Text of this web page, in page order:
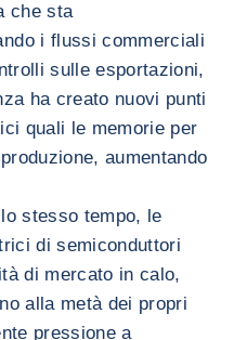
che sta
i flussi commerciali
sulle esportazioni,
ha creato nuovi punti
quali le memorie per
aumentando
stesso tempo, le
di semiconduttori
di mercato in calo,
alla metà dei propri
pressione a